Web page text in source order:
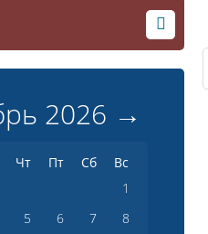
2026 →
Чт Пт Сб
Вс
1
5 6 7
8